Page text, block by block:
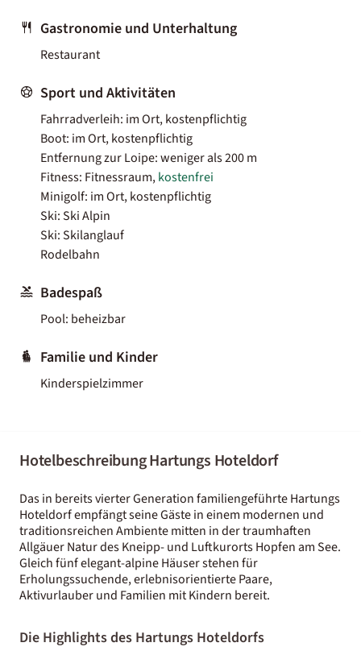
Gastronomie und Unterhaltung
Restaurant
Sport und Aktivitäten
Fahrradverleih: im Ort, kostenpflichtig
Boot: im Ort, kostenpflichtig
Entfernung zur Loipe: weniger als 200 m
Fitness: Fitnessraum,kostenfrei
Minigolf: im Ort, kostenpflichtig
Ski: Ski Alpin
Ski: Skilanglauf
Rodelbahn
Badespaß
Pool: beheizbar
Familie und Kinder
Kinderspielzimmer
Hotelbeschreibung Hartungs Hoteldorf
Das in bereits vierter Generation familiengeführte Hartungs
Hoteldorf empfängt seine Gäste in einem modernen und
traditionsreichen Ambiente mitten in der traumhaften
Allgäuer Natur des Kneipp- und Luftkurorts Hopfen am See.
Gleich fünf elegant-alpine Häuser stehen für
Erholungssuchende, erlebnisorientierte Paare,
Aktivurlauber und Familien mit Kindern bereit.
Die Highlights des Hartungs Hoteldorfs